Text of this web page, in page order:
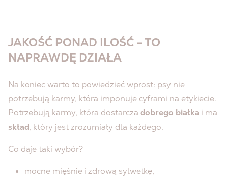
JAKOŚĆ PONAD ILOŚĆ – TO
NAPRAWDĘ DZIAŁA
Na koniec warto to powiedzieć wprost: psy nie
potrzebują karmy, która imponuje cyframi na etykiecie.
Potrzebują karmy, która dostarcza dobrego białka i ma
skład, który jest zrozumiały dla każdego.
Co daje taki wybór?
mocne mięśnie i zdrową sylwetkę,